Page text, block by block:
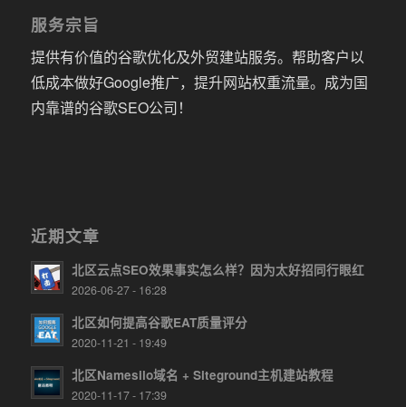
服务宗旨
提供有价值的谷歌优化及外贸建站服务。帮助客户以
低成本做好Google推广，提升网站权重流量。成为国
内靠谱的谷歌SEO公司！
近期文章
北区云点SEO效果事实怎么样？因为太好招同行眼红
2026-06-27 - 16:28
北区如何提高谷歌EAT质量评分
2020-11-21 - 19:49
北区Namesilo域名 + Siteground主机建站教程
2020-11-17 - 17:39